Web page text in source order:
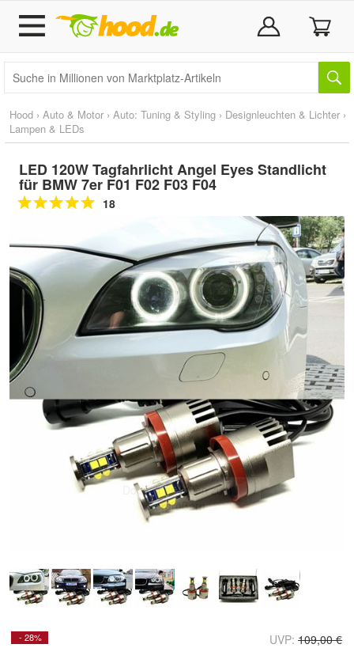
Hood › Auto & Motor › Auto: Tuning & Styling › Designleuchten & Lichter ›
Lampen & LEDs
LED 120W Tagfahrlicht Angel Eyes Standlicht
für BMW 7er F01 F02 F03 F04
18
Doppelt antippen zum
vergrößern
- 28% UVP: 109,00 €